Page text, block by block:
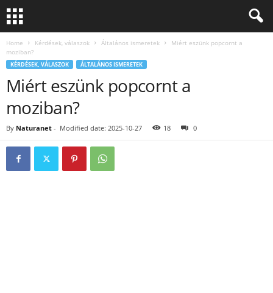
Home Kérdések, válaszok Általános ismeretek
Miért eszünk popcornt a
moziban?
KÉRDÉSEK, VÁLASZOK ÁLTALÁNOS ISMERETEK
Miért eszünk popcornt a
moziban?
By Naturanet - Modified date: 2025-10-27 18 0